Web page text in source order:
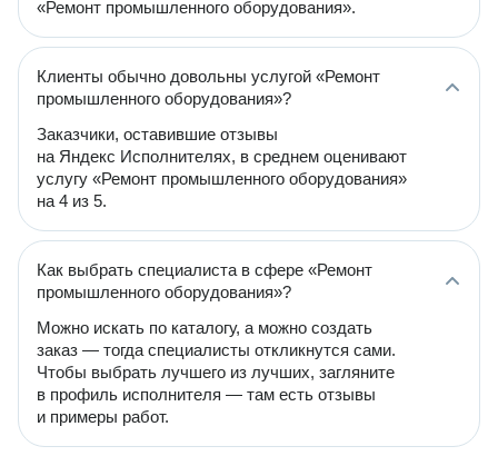
«Ремонт промышленного оборудования».
Клиенты обычно довольны услугой «Ремонт
промышленного оборудования»?
Заказчики, оставившие отзывы
на Яндекс Исполнителях, в среднем оценивают
услугу «Ремонт промышленного оборудования»
на 4 из 5.
Как выбрать специалиста в сфере «Ремонт
промышленного оборудования»?
Можно искать по каталогу, а можно создать
заказ — тогда специалисты откликнутся сами.
Чтобы выбрать лучшего из лучших, загляните
в профиль исполнителя — там есть отзывы
и примеры работ.